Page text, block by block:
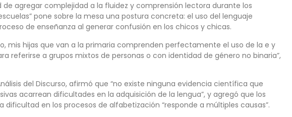
de agregar complejidad a la fluidez y comprensión lectora durante los
pone sobre la mesa una postura concreta: el uso del lenguaje
de enseñanza al generar confusión en los chicos y chicas.
mis hijas que van a la primaria comprenden perfectamente el uso de la e y
referirse a grupos mixtos de personas o con identidad de género no binaria”,
del Discurso, afirmó que “no existe ninguna evidencia científica que
acarrean dificultades en la adquisición de la lengua”, y agregó que los
dificultad en los procesos de alfabetización “responde a múltiples causas”.